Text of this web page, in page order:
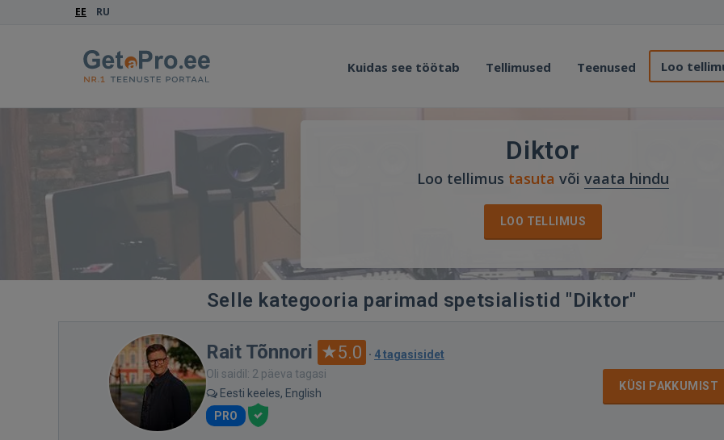
EE RU
Kuidas see töötab Tellimused Teenused Loo
Diktor
Loo tellimus tasuta või vaata hindu
LOO TELLIMUS
Selle kategooria parimad spetsialistid "Diktor"
Rait Tõnnori 5.0 · 4 tagasisidet
Oli saidil: 2 päeva tagasi
Eesti keeles, English
PRO
KÜSI PAKKUMIST